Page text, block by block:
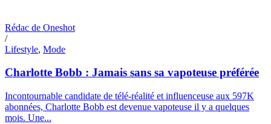
Rédac de Oneshot
/
Lifestyle, Mode
Charlotte Bobb : Jamais sans sa vapoteuse préférée
Incontournable candidate de télé-réalité et influenceuse aux 597K
abonnées, Charlotte Bobb est devenue vapoteuse il y a quelques
mois. Une...